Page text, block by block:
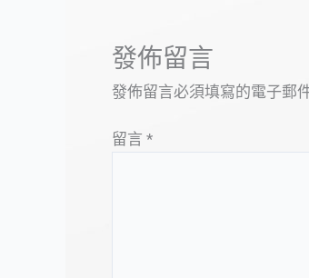
發佈留言
發佈留言必須填寫的電子郵
留言 *